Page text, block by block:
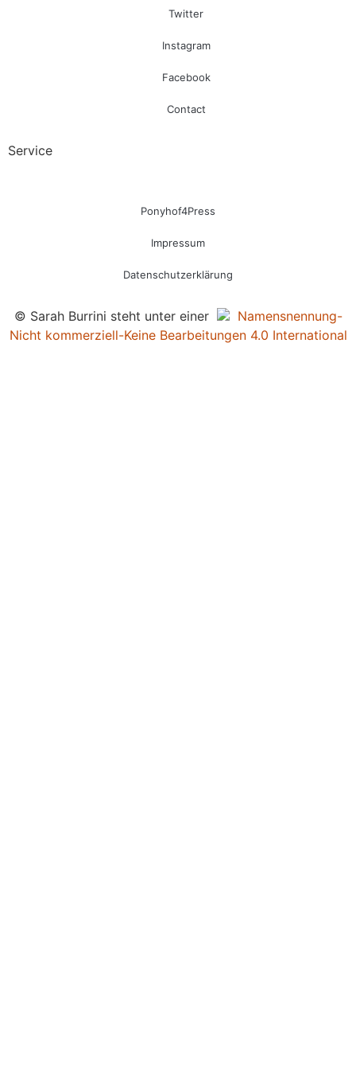
Twitter
Instagram
Facebook
Contact
Service
Ponyhof4Press
Impressum
Datenschutzerklärung
© Sarah Burrini steht unter einer
Namensnennung-
Nicht kommerziell-Keine Bearbeitungen 4.0 International